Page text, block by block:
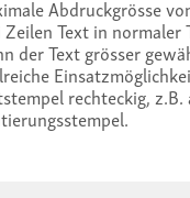
Abdruckgrösse
Text in normaler
der Text grösser
rechteckig,